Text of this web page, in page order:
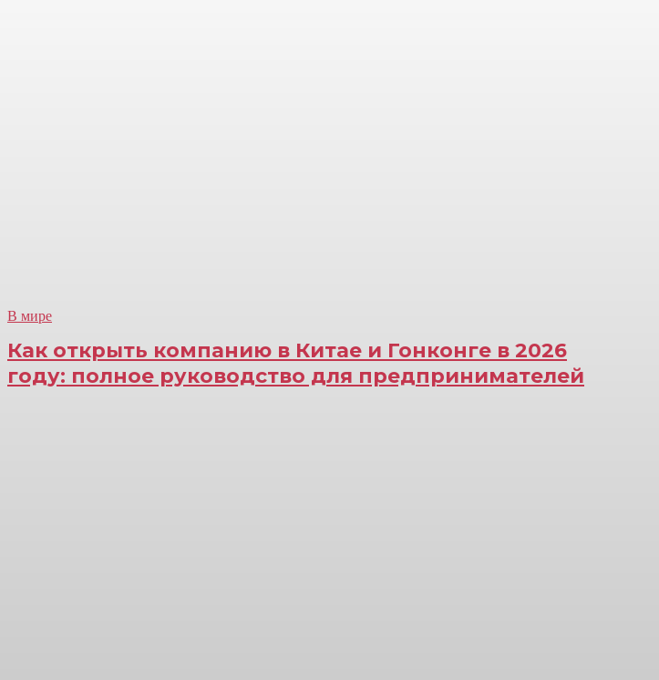
В мире
Как открыть компанию в Китае и Гонконге в 2026
году: полное руководство для предпринимателей